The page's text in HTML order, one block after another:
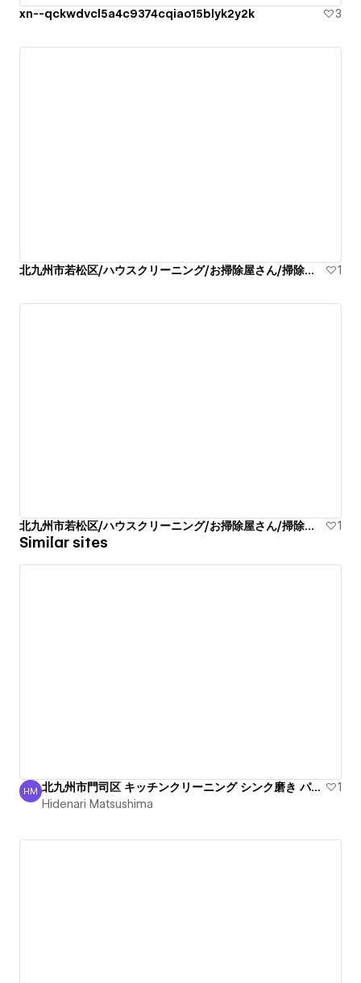
xn--qckwdvcl5a4c9374cqiao15blyk2y2k 3
北九州市若松区/ハウスクリーニング/お掃除屋さん/掃除代行業者 1
北九州市若松区/ハウスクリーニング/お掃除屋さん/掃除代行業者 1
Similar sites
Hidenari Matsushima
HM 北九州市門司区 キッチンクリーニング シンク磨き パイプ洗浄
1
Hidenari Matsushima